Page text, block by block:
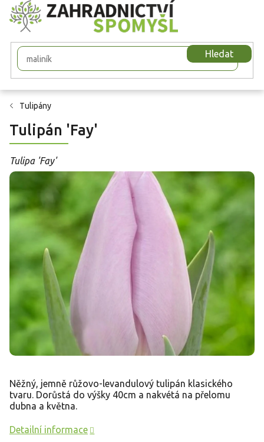
Přejít
na
obsah
Hledat
Tulipány
Tulipán 'Fay'
Tulipa 'Fay'
Něžný, jemně růžovo-levandulový tulipán klasického
tvaru. Dorůstá do výšky 40cm a nakvétá na přelomu
dubna a května.
Detailní informace